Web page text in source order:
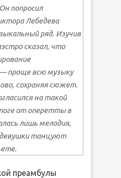
попросил
Лебедева
ряд. Изучив
сказал, что
проще всю музыку
сохраняя сюжет.
на такой
от оперетты в
лишь мелодия,
танцуют
преамбулы